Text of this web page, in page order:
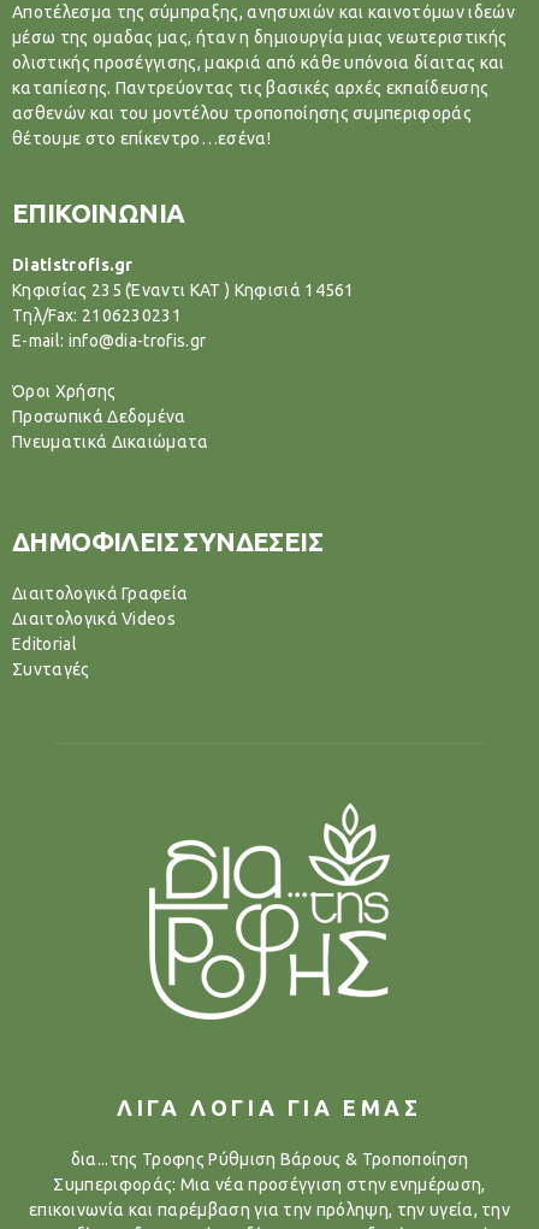
Αποτέλεσμα της σύμπραξης, ανησυχιών και καινοτόμων ιδεών
μέσω της ομαδας μας, ήταν η δημιουργία μιας νεωτεριστικής
ολιστικής προσέγγισης, μακριά από κάθε υπόνοια δίαιτας και
καταπίεσης. Παντρεύοντας τις βασικές αρχές εκπαίδευσης
ασθενών και του μοντέλου τροποποίησης συμπεριφοράς
θέτουμε στο επίκεντρο…εσένα!
ΕΠΙΚΟΙΝΩΝΙΑ
Diatistrofis.gr
Κηφισίας 235 (Έναντι ΚΑΤ ) Κηφισιά 14561
Tηλ/Fax: 2106230231
E-mail: info@dia-trofis.gr
Όροι Χρήσης
Προσωπικά Δεδομένα
Πνευματικά Δικαιώματα
ΔΗΜΟΦΙΛΕΙΣ ΣΥΝΔΕΣΕΙΣ
Διαιτολογικά Γραφεία
Διαιτολογικά Videos
Editorial
Συνταγές
ΛΙΓΑ ΛΟΓΙΑ ΓΙΑ ΕΜΑΣ
δια...της Τροφης Ρύθμιση Βάρους & Τροποποίηση
Συμπεριφοράς: Μια νέα προσέγγιση στην ενημέρωση,
επικοινωνία και παρέμβαση για την πρόληψη, την υγεία, την